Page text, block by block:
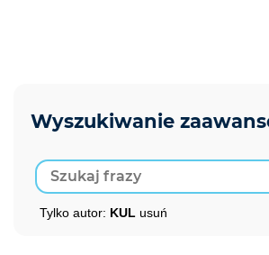
Tylko autor: KUL usuń